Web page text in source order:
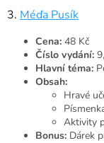
3. Méďa Pusík
Cena: 48 Kč
Číslo vydání:
Hlavní téma:
Obsah:
Hravé
Aktivity
Bonus: Dárek